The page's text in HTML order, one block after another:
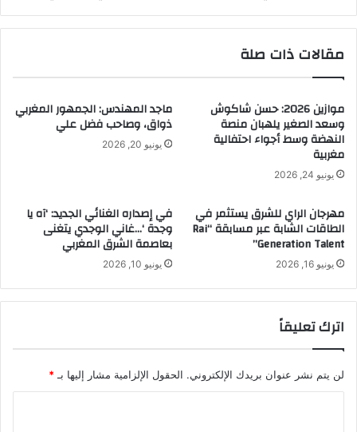
مقالات ذات صلة
موازين 2026: حسن شاكوش
وسعد الصغير يلهبان منصة
النهضة وسط أجواء احتفالية
مغربية
يونيو 24, 2026
ماجد المهندس: الجمهور المغربي
ذواق، وصاحب فضل علي
يونيو 20, 2026
مهرجان الراي للشرق يستثمر في
الطاقات الشابة عبر مسابقة “Rai
Generation Talent”
يونيو 16, 2026
في إصداره الغنائي الجديد: ‘آه يا
وجدة ‘…غاني الوجدي يتغنى
بعاصمة الشرق المغربي
يونيو 10, 2026
اترك تعليقاً
لن يتم نشر عنوان بريدك الإلكتروني. الحقول الإلزامية مشار إليها بـ *